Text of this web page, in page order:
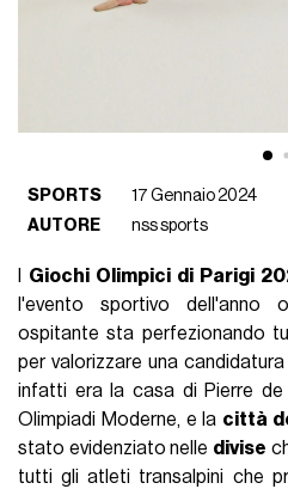
SPORTS
17 Gennaio 2024
AUTORE
nss sports
Giochi Olimpici di Parigi
l'evento sportivo dell'anno
ospitante sta perfezionando
per valorizzare una
infatti era la casa di Pierre de
Olimpiadi Moderne, e la città
stato evidenziato nelle divise
tutti gli atleti transalpini che